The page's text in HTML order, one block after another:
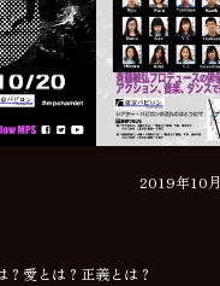
2019年10
愛とは？正義とは？